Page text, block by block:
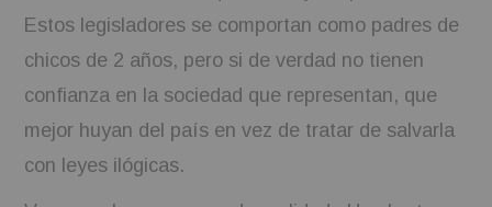
Estos legisladores se comportan como padres de
chicos de 2 años, pero si de verdad no tienen
confianza en la sociedad que representan, que
mejor huyan del país en vez de tratar de salvarla
con leyes ilógicas.